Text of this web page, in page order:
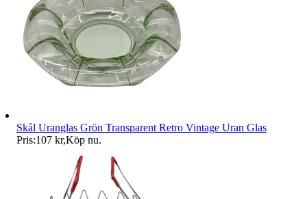
Skål Uranglas Grön Transparent Retro Vintage Uran Glas
Pris:107 kr,Köp nu.